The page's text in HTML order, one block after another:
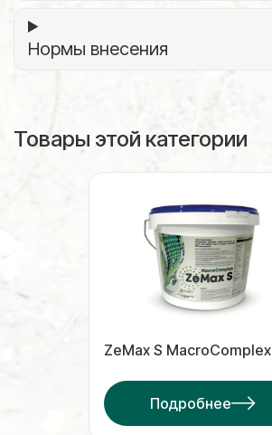
Нормы внесения
Товары этой категории
ZeMax S MacroComplex
Подробнее